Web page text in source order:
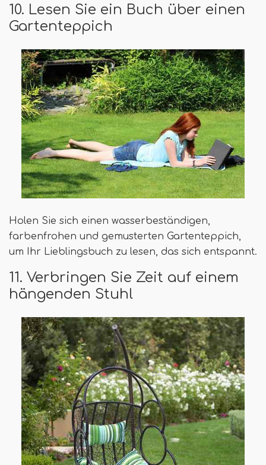
10. Lesen Sie ein Buch über einen
Gartenteppich
Holen Sie sich einen wasserbeständigen,
farbenfrohen und gemusterten Gartenteppich,
um Ihr Lieblingsbuch zu lesen, das sich entspannt.
11. Verbringen Sie Zeit auf einem
hängenden Stuhl